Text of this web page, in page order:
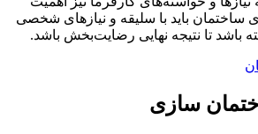
ساختمان باید با سلیقه و نیازهای شخصی
باشد تا نتیجه نهایی رضایت‌بخش باشد.
سازی